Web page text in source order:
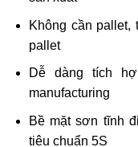
Không cần
pallet
Dễ dàng tích
manufacturing
Bề mặt sơn tĩnh
tiêu chuẩn 5S